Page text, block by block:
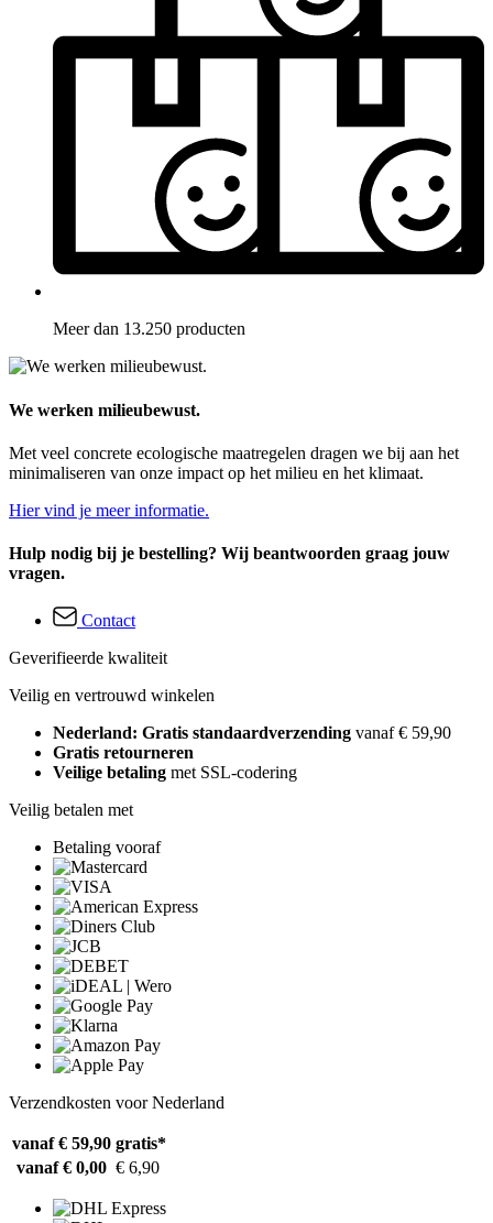
Meer dan 13.250 producten
We werken milieubewust.
Met veel concrete ecologische maatregelen dragen we bij aan het
minimaliseren van onze impact op het milieu en het klimaat.
Hier vind je meer informatie.
Hulp nodig bij je bestelling? Wij beantwoorden graag jouw
vragen.
Contact
Geverifieerde kwaliteit
Veilig en vertrouwd winkelen
Nederland: Gratis standaardverzending vanaf € 59,90
Gratis retourneren
Veilige betaling met SSL-codering
Veilig betalen met
Betaling vooraf
Verzendkosten voor Nederland
vanaf € 59,90 gratis*
vanaf € 0,00 € 6,90